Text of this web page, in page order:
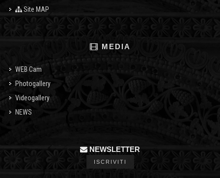
Site MAP
MEDIA
WEB Cam
Photogallery
Videogallery
NEWS
NEWSLETTER
ISCRIVITI